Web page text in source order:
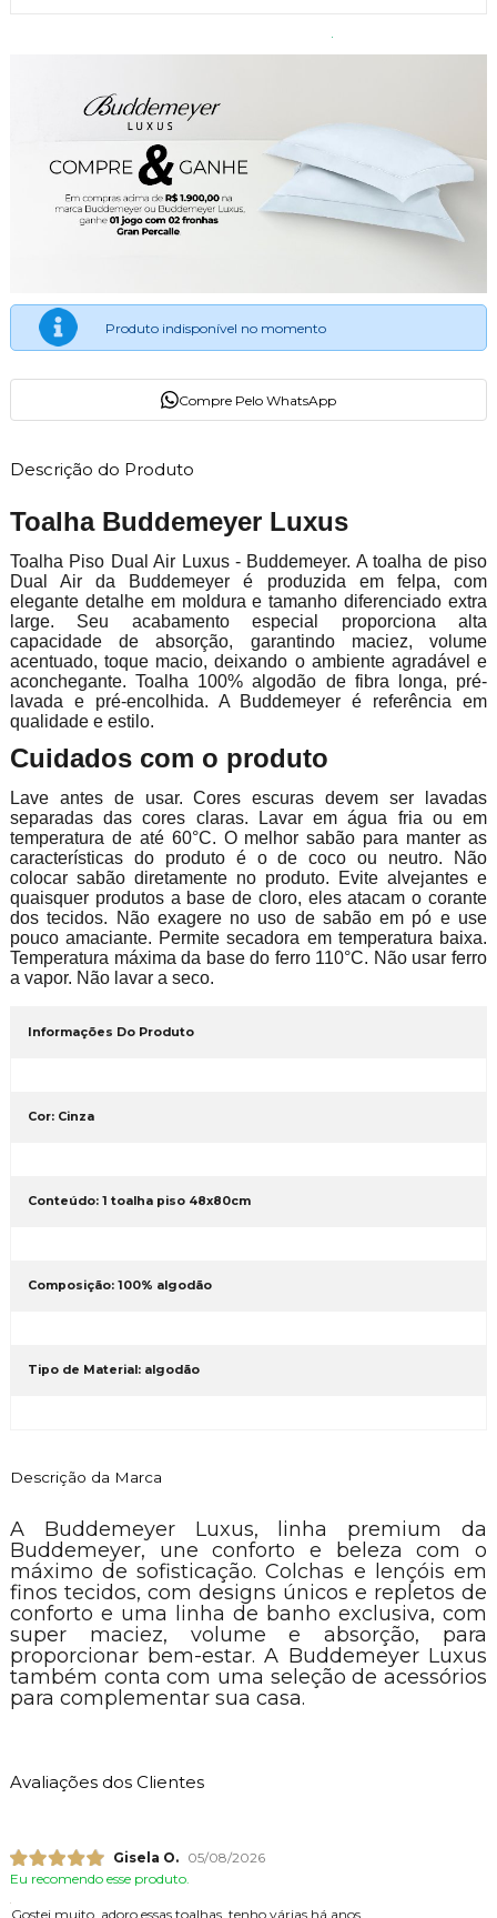
Produto indisponível no momento
Compre Pelo WhatsApp
Descrição do Produto
Toalha Buddemeyer Luxus
Toalha Piso Dual Air Luxus - Buddemeyer. A toalha de piso
Dual Air da Buddemeyer é produzida em felpa, com
elegante detalhe em moldura e tamanho diferenciado extra
large. Seu acabamento especial proporciona alta
capacidade de absorção, garantindo maciez, volume
acentuado, toque macio, deixando o ambiente agradável e
aconchegante. Toalha 100% algodão de fibra longa, pré-
lavada e pré-encolhida. A Buddemeyer é referência em
qualidade e estilo.
Cuidados com o produto
Lave antes de usar. Cores escuras devem ser lavadas
separadas das cores claras. Lavar em água fria ou em
temperatura de até 60°C. O melhor sabão para manter as
características do produto é o de coco ou neutro. Não
colocar sabão diretamente no produto. Evite alvejantes e
quaisquer produtos a base de cloro, eles atacam o corante
dos tecidos. Não exagere no uso de sabão em pó e use
pouco amaciante. Permite secadora em temperatura baixa.
Temperatura máxima da base do ferro 110°C. Não usar ferro
a vapor. Não lavar a seco.
Informações Do Produto
Cor: Cinza
Conteúdo: 1 toalha piso 48x80cm
Composição: 100% algodão
Tipo de Material: algodão
Descrição da Marca
A Buddemeyer Luxus, linha premium da
Buddemeyer, une conforto e beleza com o
máximo de sofisticação. Colchas e lençóis em
finos tecidos, com designs únicos e repletos de
conforto e uma linha de banho exclusiva, com
super maciez, volume e absorção, para
proporcionar bem-estar. A Buddemeyer Luxus
também conta com uma seleção de acessórios
para complementar sua casa.
Avaliações dos Clientes
Gisela O.
05/08/2026
Eu recomendo esse produto.
Gostei muito, adoro essas toalhas, tenho várias há anos.